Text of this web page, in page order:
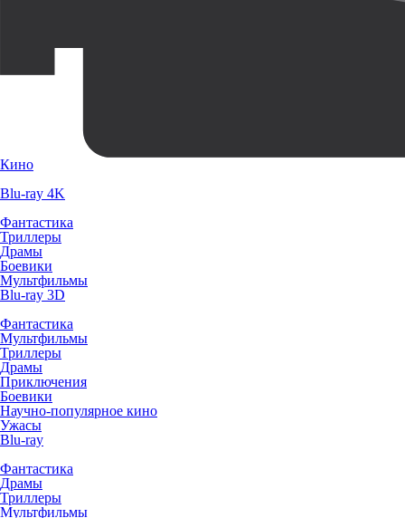
Кино
Blu-ray 4K
Фантастика
Триллеры
Драмы
Боевики
Мультфильмы
Blu-ray 3D
Фантастика
Мультфильмы
Триллеры
Драмы
Приключения
Боевики
Научно-популярное кино
Ужасы
Blu-ray
Фантастика
Драмы
Триллеры
Мультфильмы